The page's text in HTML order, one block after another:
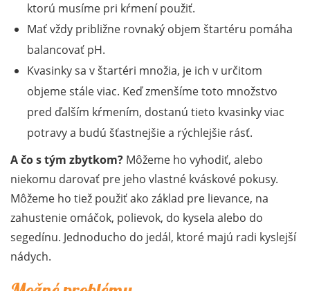
ktorú musíme pri kŕmení použiť.
Mať vždy približne rovnaký objem štartéru pomáha
balancovať pH.
Kvasinky sa v štartéri množia, je ich v určitom
objeme stále viac. Keď zmenšíme toto množstvo
pred ďalším kŕmením, dostanú tieto kvasinky viac
potravy a budú šťastnejšie a rýchlejšie rásť.
A čo s tým zbytkom? Môžeme ho vyhodiť, alebo
niekomu darovať pre jeho vlastné kváskové pokusy.
Môžeme ho tiež použiť ako základ pre lievance, na
zahustenie omáčok, polievok, do kysela alebo do
segedínu. Jednoducho do jedál, ktoré majú radi kyslejší
nádych.